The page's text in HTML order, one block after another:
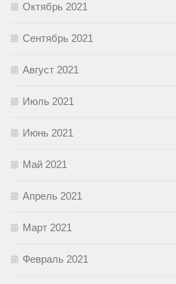
Октябрь 2021
Сентябрь 2021
Август 2021
Июль 2021
Июнь 2021
Май 2021
Апрель 2021
Март 2021
Февраль 2021